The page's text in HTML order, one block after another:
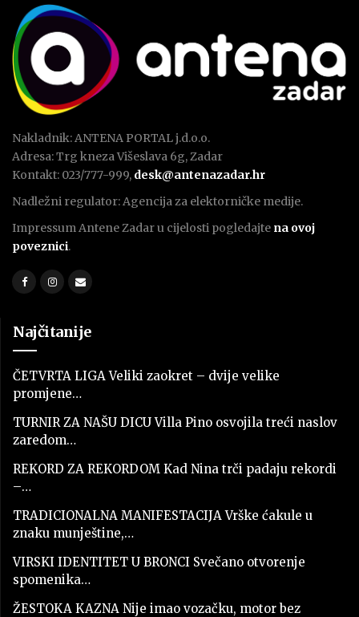
Nakladnik: ANTENA PORTAL j.d.o.o.
Adresa: Trg kneza Višeslava 6g, Zadar
Kontakt: 023/777-999, desk@antenazadar.hr
Nadležni regulator: Agencija za elektorničke medije.
Impressum Antene Zadar u cijelosti pogledajte na ovoj
poveznici.
Najčitanije
ČETVRTA LIGA Veliki zaokret – dvije velike
promjene…
TURNIR ZA NAŠU DICU Villa Pino osvojila treći naslov
zaredom…
REKORD ZA REKORDOM Kad Nina trči padaju rekordi
–…
TRADICIONALNA MANIFESTACIJA Vrške ćakule u
znaku munještine,…
VIRSKI IDENTITET U BRONCI Svečano otvorenje
spomenika…
ŽESTOKA KAZNA Nije imao vozačku, motor bez